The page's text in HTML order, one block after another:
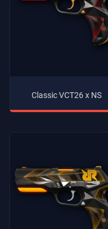
Classic VCT26 x NS